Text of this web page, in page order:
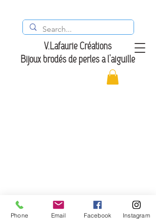
V.Lafaurie Créations
Bijoux brodés de perles à l'aiguille
Livraison et retours
Conditions Générales de Vente
Phone Email Facebook Instagram